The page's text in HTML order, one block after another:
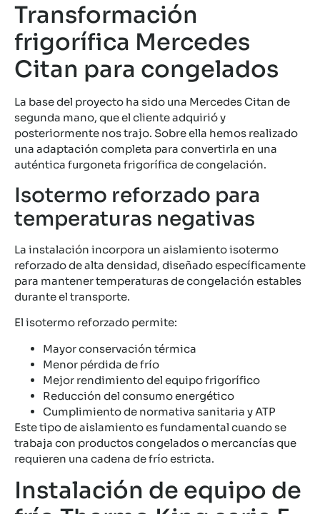
Transformación
frigorífica Mercedes
Citan para congelados
La base del proyecto ha sido una Mercedes Citan de
segunda mano, que el cliente adquirió y
posteriormente nos trajo. Sobre ella hemos realizado
una adaptación completa para convertirla en una
auténtica furgoneta frigorífica de congelación.
Isotermo reforzado para
temperaturas negativas
La instalación incorpora un aislamiento isotermo
reforzado de alta densidad, diseñado específicamente
para mantener temperaturas de congelación estables
durante el transporte.
El isotermo reforzado permite:
Mayor conservación térmica
Menor pérdida de frío
Mejor rendimiento del equipo frigorífico
Reducción del consumo energético
Cumplimiento de normativa sanitaria y ATP
Este tipo de aislamiento es fundamental cuando se
trabaja con productos congelados o mercancías que
requieren una cadena de frío estricta.
Instalación de equipo de